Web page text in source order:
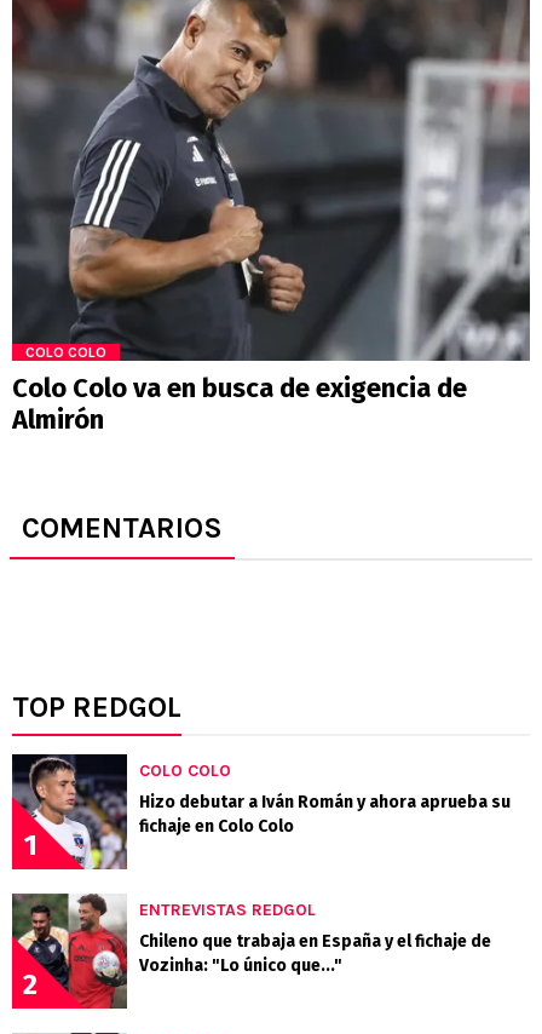
COLO COLO
Colo Colo va en busca de exigencia de
Almirón
COMENTARIOS
TOP REDGOL
1
COLO COLO
Hizo debutar a Iván Román y ahora aprueba su
fichaje en Colo Colo
2
ENTREVISTAS REDGOL
Chileno que trabaja en España y el fichaje de
Vozinha: "Lo único que..."